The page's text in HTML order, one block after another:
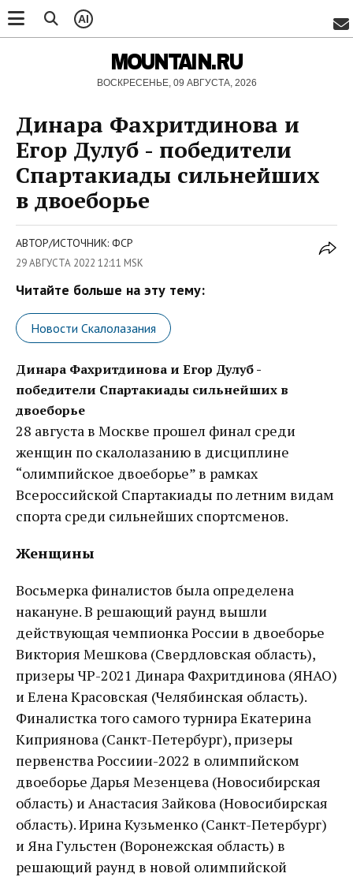
AI
MOUNTAIN.RU
ВОСКРЕСЕНЬЕ, 09 АВГУСТА, 2026
Динара Фахритдинова и
Егор Дулуб - победители
Спартакиады сильнейших
в двоеборье
АВТОР/ИСТОЧНИК: ФСР
29 АВГУСТА 2022 12:11 MSK
Читайте больше на эту тему:
Новости Скалолазания
Динара Фахритдинова и Егор Дулуб -
победители Спартакиады сильнейших в
двоеборье
28 августа в Москве прошел финал среди
женщин по скалолазанию в дисциплине
“олимпийское двоеборье” в рамках
Всероссийской Спартакиады по летним видам
спорта среди сильнейших спортсменов.
Женщины
Восьмерка финалистов была определена
накануне. В решающий раунд вышли
действующая чемпионка России в двоеборье
Виктория Мешкова (Свердловская область),
призеры ЧР-2021 Динара Фахритдинова (ЯНАО)
и Елена Красовская (Челябинская область).
Финалистка того самого турнира Екатерина
Киприянова (Санкт-Петербург), призеры
первенства Россиии-2022 в олимпийском
двоеборье Дарья Мезенцева (Новосибирская
область) и Анастасия Зайкова (Новосибирская
область). Ирина Кузьменко (Санкт-Петербург)
и Яна Гульстен (Воронежская область) в
решающий раунд в новой олимпийской